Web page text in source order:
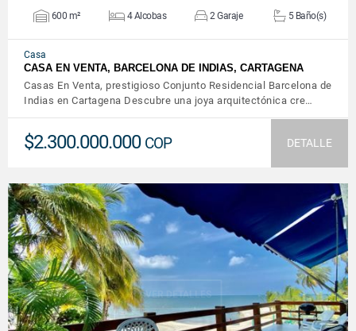
600 m² 4 Alcobas 2 Garaje 5 Baño(s)
Casa
CASA EN VENTA, BARCELONA DE INDIAS, CARTAGENA
Casas En Venta, prestigioso Conjunto Residencial Barcelona de
Indias en Cartagena Descubre una joya arquitectónica cre…
$2.300.000.000 COP DETALLE
VER DETALLES